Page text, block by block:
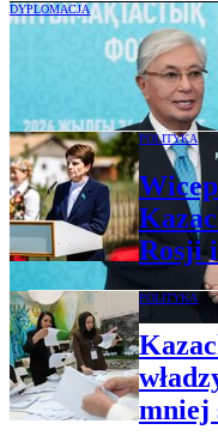
DYPLOMACJA
Prezydent
Putina. „Trzeba
POLITYKA
Rosji
POLITYKA
mniej